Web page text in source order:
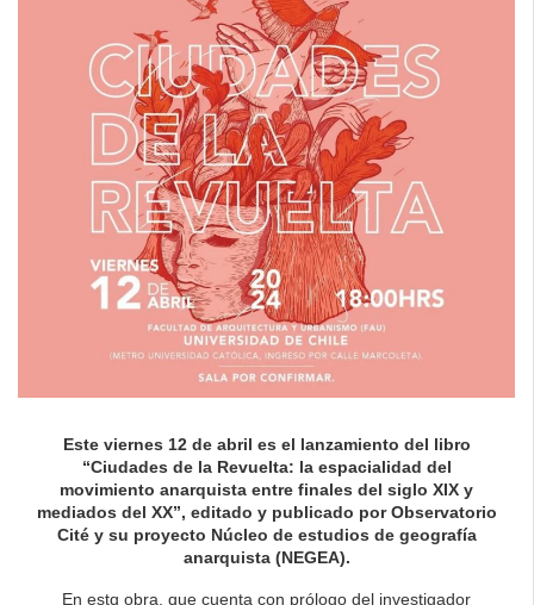
Este viernes 12 de abril es el lanzamiento del libro
“Ciudades de la Revuelta: la espacialidad del
movimiento anarquista entre finales del siglo XIX y
mediados del XX”, editado y publicado por Observatorio
Cité y su proyecto Núcleo de estudios de geografía
anarquista (NEGEA).
En estq obra, que cuenta con prólogo del investigador